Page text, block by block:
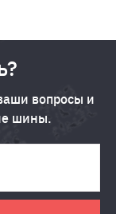
вопросы и
шины.